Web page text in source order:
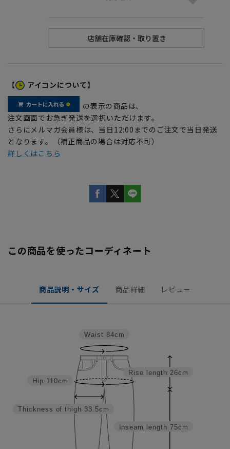
【 アイコンについて】
の表示の商品は、
注文画面でお急ぎ発送を選択いただけます。
さらにメルマガ会員様は、当日12:00までのご注文で当日発送
となります。（補正商品の場合は対応不可）
詳しくはこちら
この商品を使ったコーディネート
商品説明・サイズ 商品詳細 レビュー
Inseam length 75cm
Rise length 26cm
Thickness of thigh 33.5cm
Hip 110cm
Waist 84cm